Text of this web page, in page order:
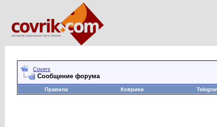
Covers
Сообщение форума
Правила Коврики